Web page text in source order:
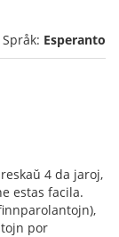
Språk: Esperanto
4 da jaroj,
estas facila.
por